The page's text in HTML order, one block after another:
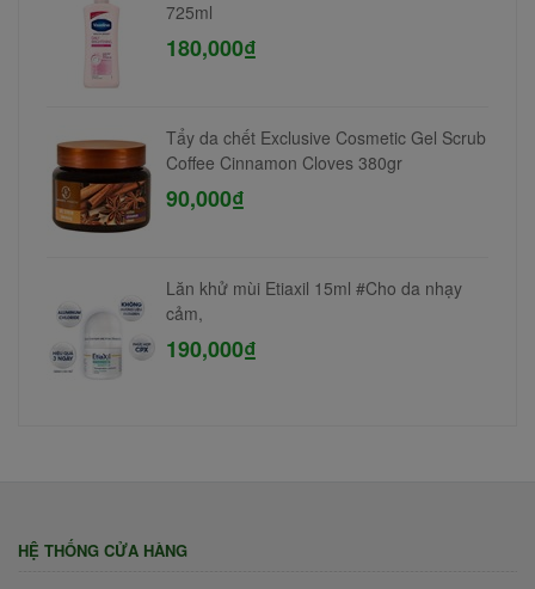
725ml
180,000₫
Tẩy da chết Exclusive Cosmetic Gel Scrub
Coffee Cinnamon Cloves 380gr
90,000₫
Lăn khử mùi Etiaxil 15ml #Cho da nhạy
cảm,
190,000₫
HỆ THỐNG CỬA HÀNG